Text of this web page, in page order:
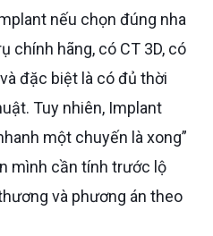
nếu chọn đúng nha
chính hãng, có CT 3D, có
đặc biệt là có đủ thời
Tuy nhiên, Implant
một chuyến là xong”
mình cần tính trước lộ
và phương án theo